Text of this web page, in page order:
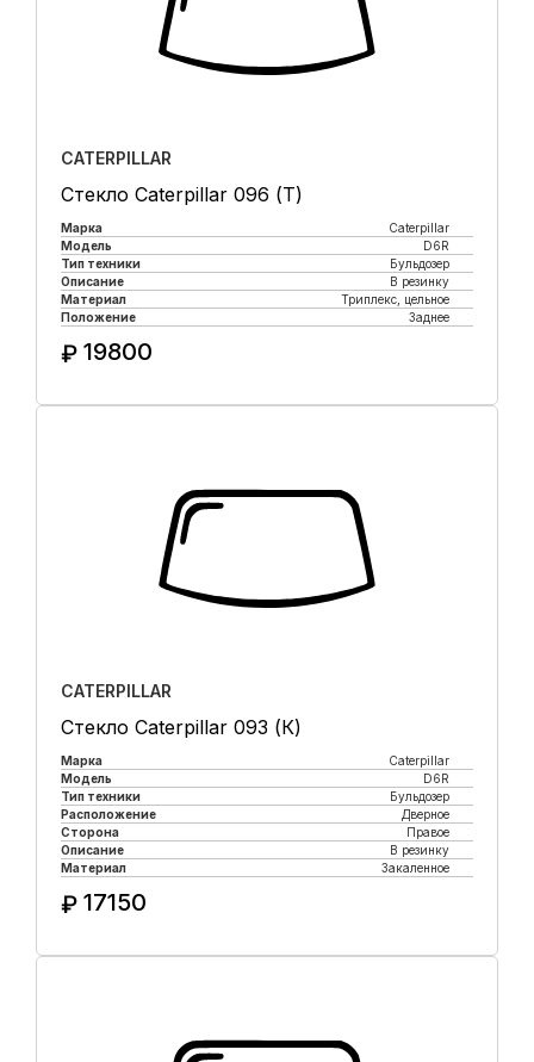
CATERPILLAR
Стекло Caterpillar 096 (Т)
Марка
Caterpillar
Модель
D6R
Тип техники
Бульдозер
Описание
В резинку
Материал
Триплекс, цельное
Положение
Заднее
₽ 19800
CATERPILLAR
Стекло Caterpillar 093 (К)
Марка
Caterpillar
Модель
D6R
Тип техники
Бульдозер
Расположение
Дверное
Сторона
Правое
Описание
В резинку
Материал
Закаленное
₽ 17150